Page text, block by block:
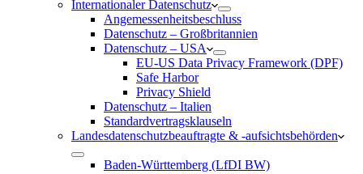
Internationaler Datenschutz
Angemessenheitsbeschluss
Datenschutz – Großbritannien
Datenschutz – USA
EU-US Data Privacy Framework (DPF)
Safe Harbor
Privacy Shield
Datenschutz – Italien
Standardvertragsklauseln
Landesdatenschutzbeauftragte & -aufsichtsbehörden
Baden-Württemberg (LfDI BW)